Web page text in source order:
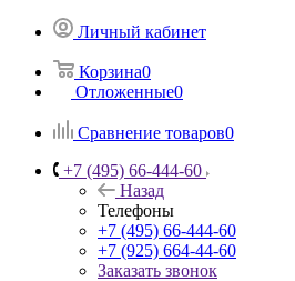
Личный кабинет
Корзина0
Отложенные0
Сравнение товаров0
+7 (495) 66-444-60
Назад
Телефоны
+7 (495) 66-444-60
+7 (925) 664-44-60
Заказать звонок